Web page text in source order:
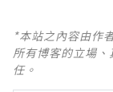
*本站之內容由作
所有博客的立場
任。